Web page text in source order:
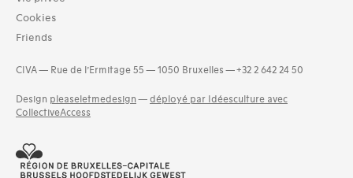
1931 (3)
1932 (8)
1933 (3)
1935 (8)
1936 (5)
and 3 more
Cookies
Friends
CIVA — Rue de l’Ermitage 55 — 1050 Bruxelles — +32 2 642 24 50
Design pleaseletmedesign — déployé par Idéesculture avec
CollectiveAccess